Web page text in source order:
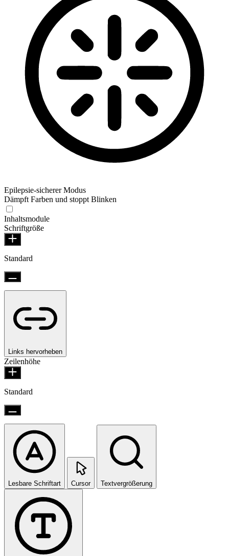
Epilepsie-sicherer Modus
Dämpft Farben und stoppt Blinken
Inhaltsmodule
Schriftgröße
Standard
Links hervorheben
Zeilenhöhe
Standard
Lesbare Schriftart Cursor Textvergrößerung